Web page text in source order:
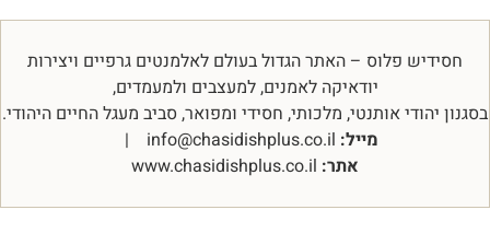
חסידיש פלוס – האתר הגדול בעולם לאלמנטים גרפיים ויצירות
יודאיקה לאמנים, למעצבים ולמעמדים,
בסגנון יהודי אותנטי, מלכותי, חסידי ומפואר, סביב מעגל החיים היהודי.
מייל:
אתר: www.chasidishplus.co.il